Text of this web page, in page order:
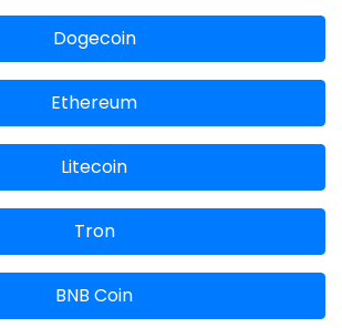
Dogecoin
Ethereum
Litecoin
Tron
BNB Coin